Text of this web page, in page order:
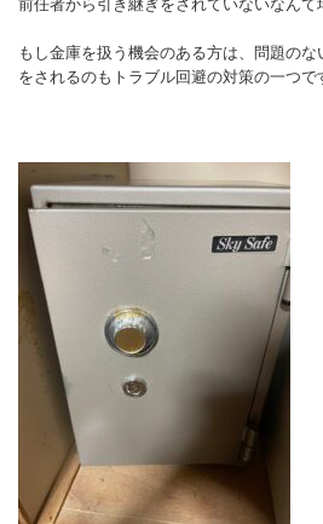
前任者から引き継ぎをされていないなんて
もし金庫を扱う機会のある方は、問題の
をされるのもトラブル回避の対策の一つ